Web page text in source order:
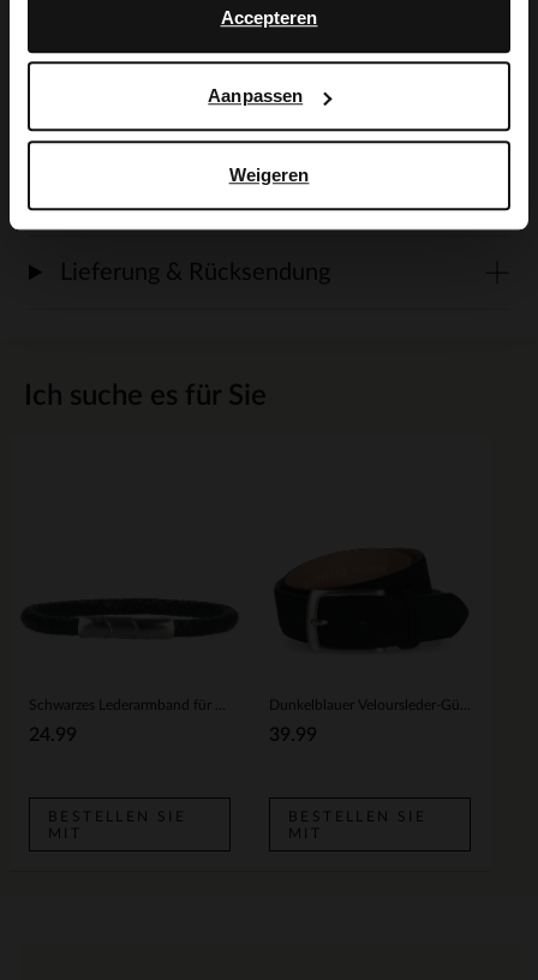
Accepteren
Aanpassen
Weigeren
Ich suche es für Sie
24.99
BESTELLEN SIE
MIT
39.99
BESTELLEN SIE
MIT
empfehlen wir das transparente
Lieferung & Rücksendung